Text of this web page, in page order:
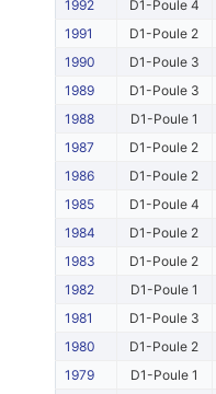
1992
D1-Poule 4
1991
D1-Poule 2
1990
D1-Poule 3
1989
D1-Poule 3
1988
D1-Poule 1
1987
D1-Poule 2
1986
D1-Poule 2
1985
D1-Poule 4
1984
D1-Poule 2
1983
D1-Poule 2
1982
D1-Poule 1
1981
D1-Poule 3
1980
D1-Poule 2
1979
D1-Poule 1